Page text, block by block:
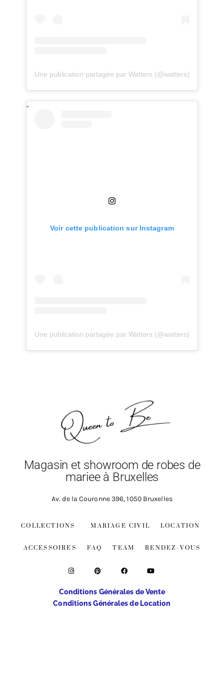
Une publication partagée par Watters (@watters)
Voir cette publication sur Instagram
Une publication partagée par Watters (@watters)
Magasin et showroom de robes de
mariee à Bruxelles
Av. de la Couronne 396, 1050 Bruxelles
COLLECTIONS MARIAGE CIVIL
LOCATION
ACCESSOIRES
FAQ TEAM RENDEZ-VOUS
Conditions Générales de Vente
Conditions Générales de Location